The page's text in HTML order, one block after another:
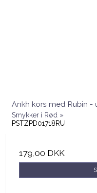
Ankh kors med Rubin
Smykker i Rød »
PSTZPD01718RU
179,00 DKK